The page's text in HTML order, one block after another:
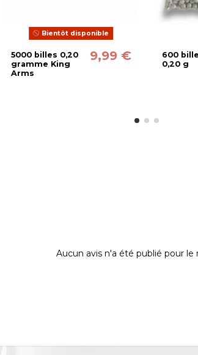
Bientôt disponible
5000 billes 0,20
gramme King
Arms
9,99 €
600
0,20 g
Aucun avis n'a été publié pour